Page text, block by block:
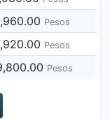
Pesos
Pesos
Pesos